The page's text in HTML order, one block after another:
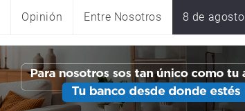
Opinión Entre Nosotros 8 de